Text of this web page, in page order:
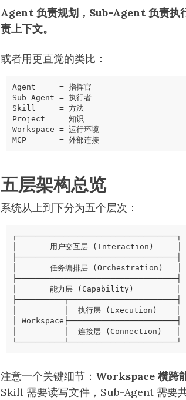
Agent 负责规划，Sub-Agent 负责执
责上下文。
或者用更直觉的类比：
Agent     = 指挥官
Sub-Agent = 执行者
Skill     = 方法
Project   = 知识
Workspace = 运行环境
MCP       = 外部连接
五层架构总览
系统从上到下分为五个层次：
注意一个关键细节： Workspace 横跨
Skill 需要读写文件，Sub-Agent 需要